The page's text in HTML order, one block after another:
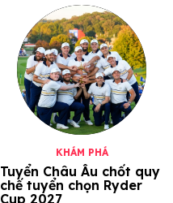
KHÁM PHÁ
Tuyển Châu Âu chốt quy
chế tuyển chọn Ryder
Cup 2027